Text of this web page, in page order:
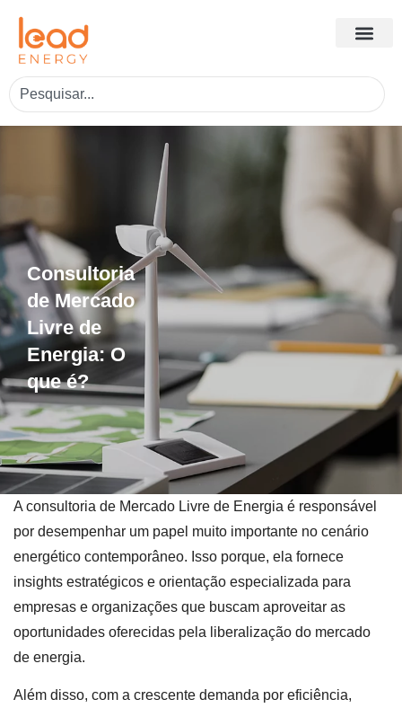
Consultoria
de Mercado
Livre de
Energia: O
que é?
A consultoria de Mercado Livre de Energia é responsável
por desempenhar um papel muito importante no cenário
energético contemporâneo. Isso porque, ela fornece
insights estratégicos e orientação especializada para
empresas e organizações que buscam aproveitar as
oportunidades oferecidas pela liberalização do mercado
de energia.
Além disso, com a crescente demanda por eficiência,